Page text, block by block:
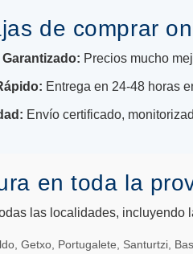
de comprar
Precios mucho
Entrega en 24-48 horas
Envío certificado,
en toda la
las localidades, incluyendo
Getxo, Portugalete, Santurtzi,